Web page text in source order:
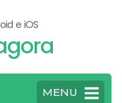
e iOS
MENU